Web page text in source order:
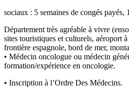
sociaux : 5 semaines de congés payés,
Département très agréable à vivre
sites touristiques et culturels, aéroport
frontière espagnole, bord de mer,
• Médecin oncologue ou médecin
formation/expérience en oncologie.
• Inscription à l’Ordre Des Médecins.